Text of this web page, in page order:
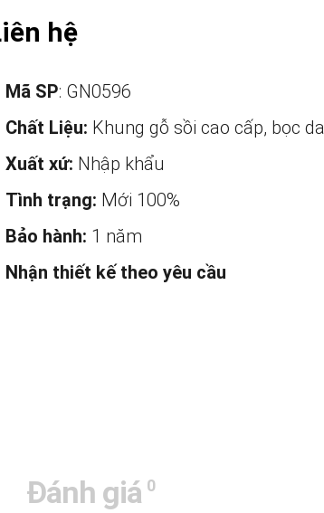
hệ
Mã SP: GN0596
Chất Liệu: Khung gỗ sồi cao cấp, bọc da
Xuất xứ: Nhập khẩu
Tình trạng: Mới 100%
Bảo hành: 1 năm
Nhận thiết kế theo yêu cầu
Đánh giá 0